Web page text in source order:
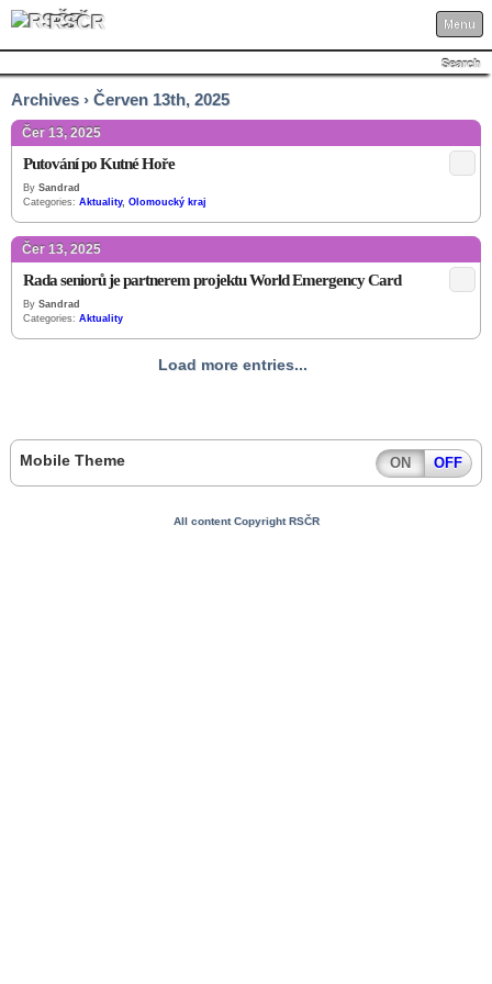
RSČR Menu
Search
Archives › Červen 13th, 2025
Čer 13, 2025
Putování po Kutné Hoře
By Sandrad
Categories: Aktuality, Olomoucký kraj
Čer 13, 2025
Rada seniorů je partnerem projektu World Emergency Card
By Sandrad
Categories: Aktuality
Load more entries...
Mobile Theme ON OFF
All content Copyright RSČR